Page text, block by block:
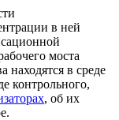
в ней
моста
находятся в среде
контрольного,
, об их